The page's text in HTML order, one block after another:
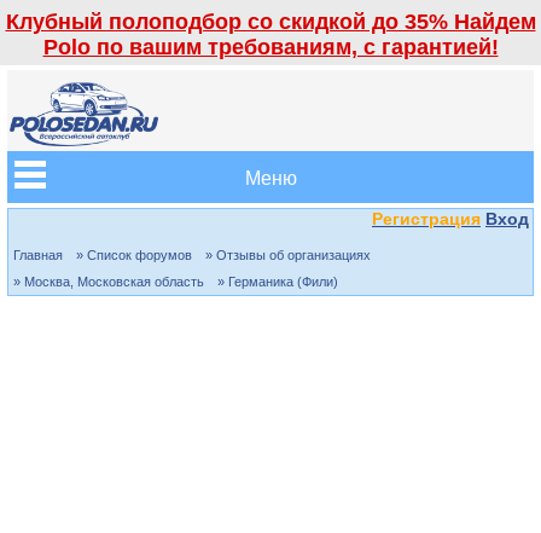
Клубный полоподбор со скидкой до 35% Найдем
Polo по вашим требованиям, с гарантией!
Меню
Регистрация Вход
Главная » Список форумов
» Отзывы об организациях
» Москва, Московская область
» Германика (Фили)